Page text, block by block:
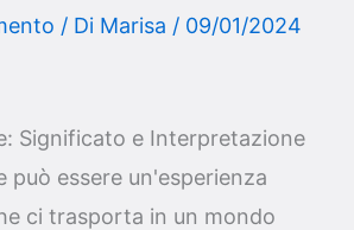
/ Di Marisa / 09/01/2024
Significato e Interpretazione
può essere un'esperienza
ci trasporta in un mondo